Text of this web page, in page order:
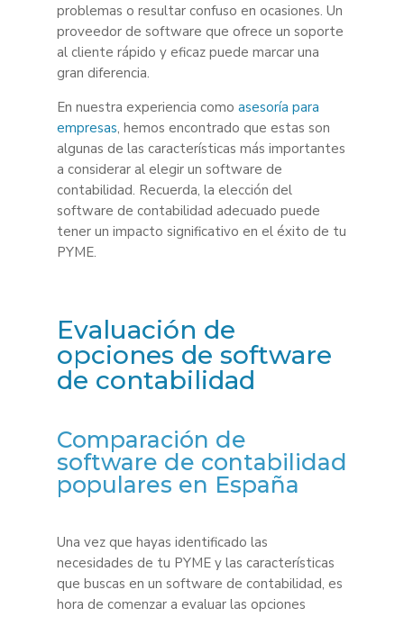
problemas o resultar confuso en ocasiones. Un
proveedor de software que ofrece un soporte
al cliente rápido y eficaz puede marcar una
gran diferencia.
En nuestra experiencia como asesoría para
empresas, hemos encontrado que estas son
algunas de las características más importantes
a considerar al elegir un software de
contabilidad. Recuerda, la elección del
software de contabilidad adecuado puede
tener un impacto significativo en el éxito de tu
PYME.
Evaluación de
opciones de software
de contabilidad
Comparación de
software de contabilidad
populares en España
Una vez que hayas identificado las
necesidades de tu PYME y las características
que buscas en un software de contabilidad, es
hora de comenzar a evaluar las opciones